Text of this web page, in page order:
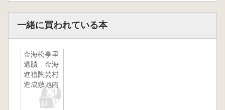
一緒に買われている本
金海松亭里
遺蹟 金海
進禮陶芸村
造成敷地内